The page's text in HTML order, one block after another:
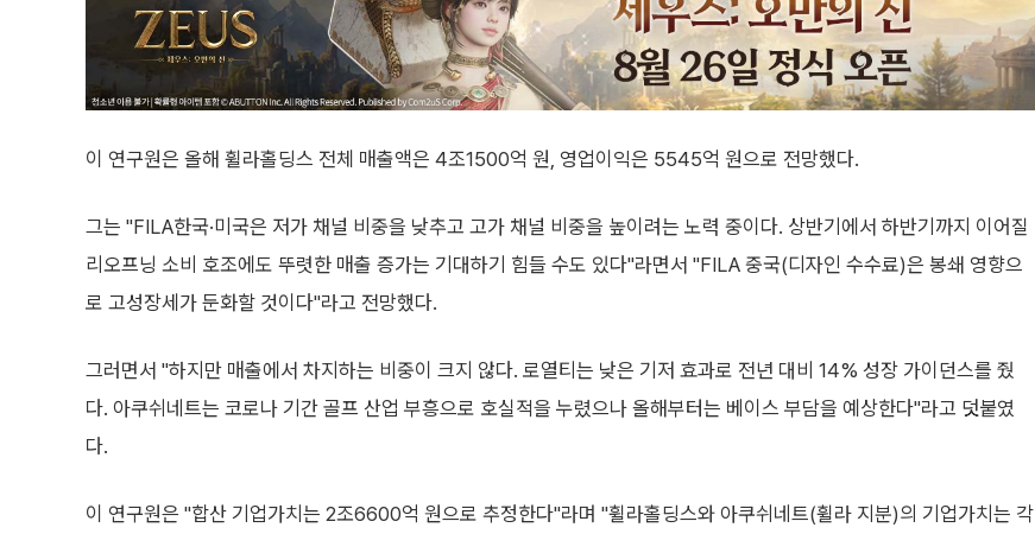
이 연구원은 올해 휠라홀딩스 전체 매출액은 4조1500억 원, 영업이익은 5545억 원으로 전망했다.
그는 "FILA한국·미국은 저가 채널 비중을 낮추고 고가 채널 비중을 높이려는 노력 중이다. 상반기에서 하반기까지 이어질
리오프닝 소비 호조에도 뚜렷한 매출 증가는 기대하기 힘들 수도 있다"라면서 "FILA 중국(디자인 수수료)은 봉쇄 영향으
로 고성장세가 둔화할 것이다"라고 전망했다.
그러면서 "하지만 매출에서 차지하는 비중이 크지 않다. 로열티는 낮은 기저 효과로 전년 대비 14% 성장 가이던스를 줬
다. 아쿠쉬네트는 코로나 기간 골프 산업 부흥으로 호실적을 누렸으나 올해부터는 베이스 부담을 예상한다"라고 덧붙였
다.
이 연구원은 "합산 기업가치는 2조6600억 원으로 추정한다"라며 "휠라홀딩스와 아쿠쉬네트(휠라 지분)의 기업가치는 각